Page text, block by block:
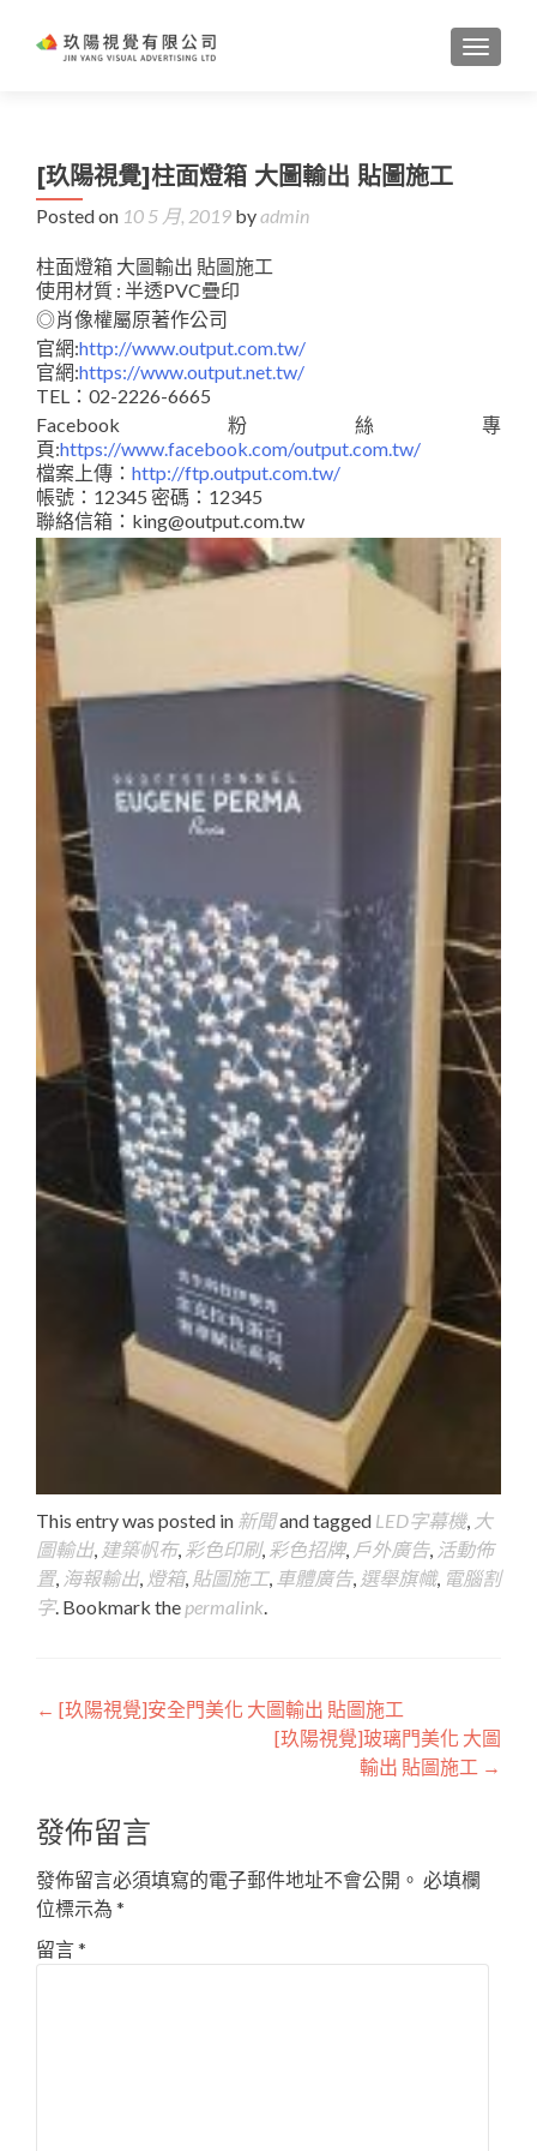
[玖陽視覺]柱面燈箱 大圖輸出 貼圖施工
Posted on 10 5 月, 2019 byadmin
柱面燈箱 大圖輸出 貼圖施工
使用材質 : 半透PVC疊印
◎肖像權屬原著作公司
官網:http://www.output.com.tw/
官網:https://www.output.net.tw/
TEL：02-2226-6665
Facebook粉絲專
頁:https://www.facebook.com/output.com.tw/
檔案上傳： http://ftp.output.com.tw/
帳號：12345 密碼：12345
聯絡信箱：king@output.com.tw
This entry was posted in 新聞and tagged LED字幕機, 大
圖輸出, 建築帆布, 彩色印刷, 彩色招牌, 戶外廣告, 活動佈
置, 海報輸出, 燈箱, 貼圖施工, 車體廣告, 選舉旗幟, 電腦割
字. Bookmark the permalink.
Post
← [玖陽視覺]安全門美化 大圖輸出 貼圖施工
[玖陽視覺]玻璃門美化 大圖
輸出 貼圖施工 →
發佈留言
發佈留言必須填寫的電子郵件地址不會公開。 必填欄
位標示為 *
留言*